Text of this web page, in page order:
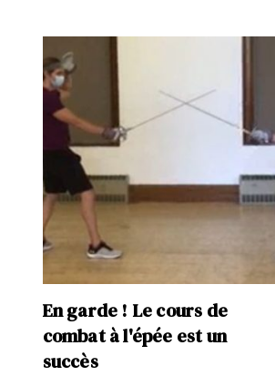
En garde ! Le cours de
combat à l'épée est un
succès